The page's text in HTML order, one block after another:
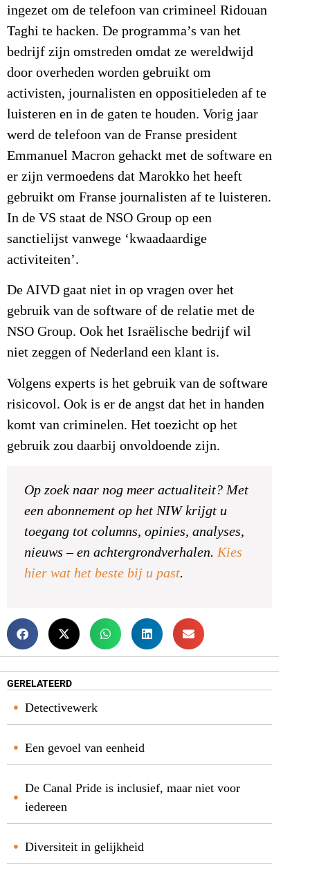
ingezet om de telefoon van crimineel Ridouan
Taghi te hacken. De programma’s van het
bedrijf zijn omstreden omdat ze wereldwijd
door overheden worden gebruikt om
activisten, journalisten en oppositieleden af te
luisteren en in de gaten te houden. Vorig jaar
werd de telefoon van de Franse president
Emmanuel Macron gehackt met de software en
er zijn vermoedens dat Marokko het heeft
gebruikt om Franse journalisten af te luisteren.
In de VS staat de NSO Group op een
sanctielijst vanwege ‘kwaadaardige
activiteiten’.
De AIVD gaat niet in op vragen over het
gebruik van de software of de relatie met de
NSO Group. Ook het Israëlische bedrijf wil
niet zeggen of Nederland een klant is.
Volgens experts is het gebruik van de software
risicovol. Ook is er de angst dat het in handen
komt van criminelen. Het toezicht op het
gebruik zou daarbij onvoldoende zijn.
Op zoek naar nog meer actualiteit? Met
een abonnement op het NIW krijgt u
toegang tot columns, opinies, analyses,
nieuws – en achtergrondverhalen. Kies
hier wat het beste bij u past.
GERELATEERD
Detectivewerk
Een gevoel van eenheid
De Canal Pride is inclusief, maar niet voor
iedereen
Diversiteit in gelijkheid